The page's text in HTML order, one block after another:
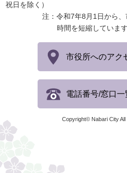
祝日を除く）
注：令和7年8月1日から
時間を短縮しています
市役所へのアク
電話番号/窓口一
Copyright© Nabari City